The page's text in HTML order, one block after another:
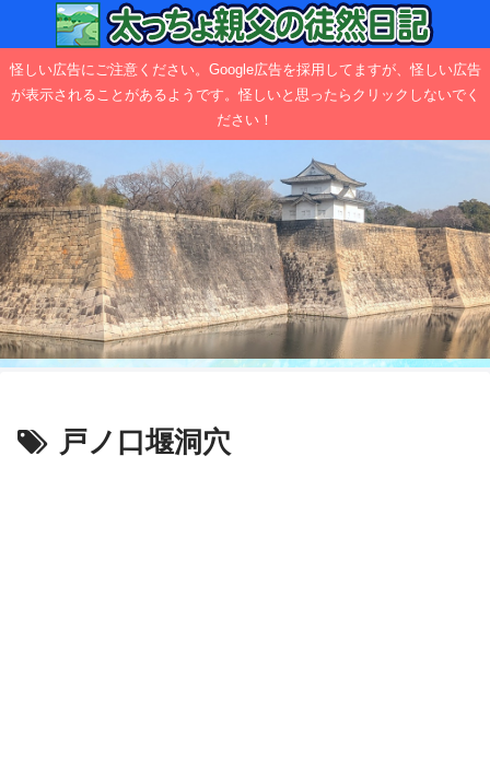
怪しい広告にご注意ください。Google広告を採用してますが、怪しい広告
が表示されることがあるようです。怪しいと思ったらクリックしないでく
ださい！
戸ノ口堰洞穴